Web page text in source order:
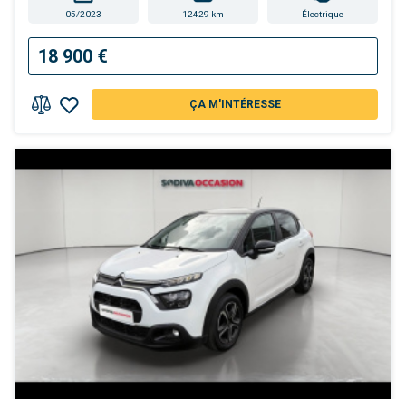
05/2023 12429 km Électrique
18 900 €
ÇA M'INTÉRESSE